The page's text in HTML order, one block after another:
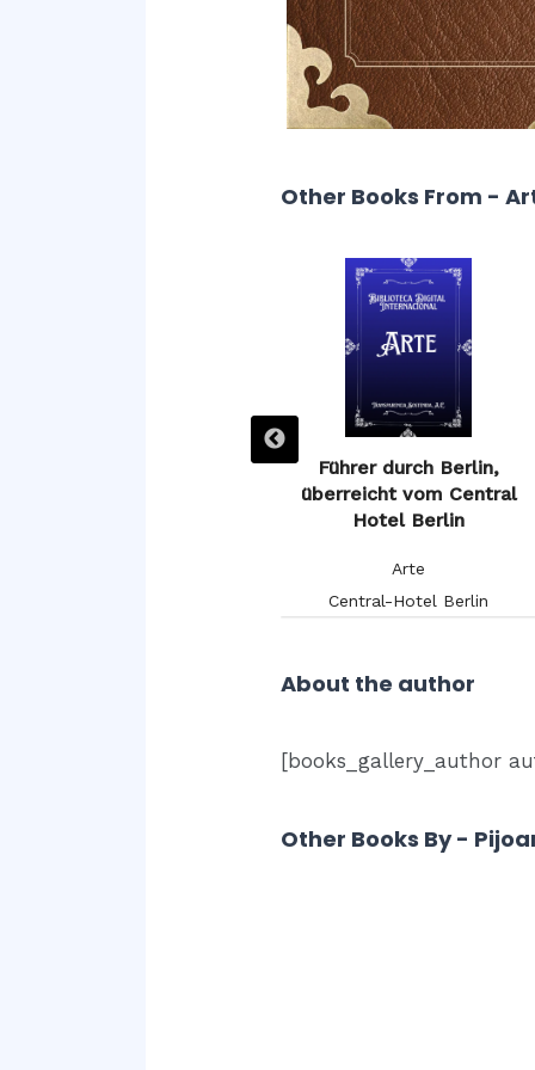
Other Books From -
Guía de Ávila, o descripción
Führer durch Berlin,
überreicht vom Central
Hotel Berlin
Arte
Central-Hotel Berlin
About the author
[books_gallery_author
Other Books By -